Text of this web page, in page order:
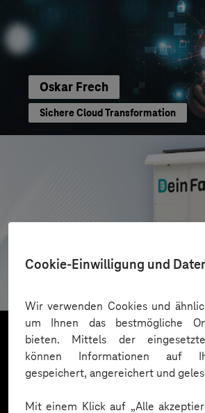
Cookie-Einwilligung und
Wir verwenden Cookies und
um Ihnen das bestmögliche
bieten. Mittels der
können Informationen auf
gespeichert, angereichert und
Mit einem Klick auf „Alle
Oskar Frech
Sichere Cloud Transformation
AZL DeinFach
Mehr laden